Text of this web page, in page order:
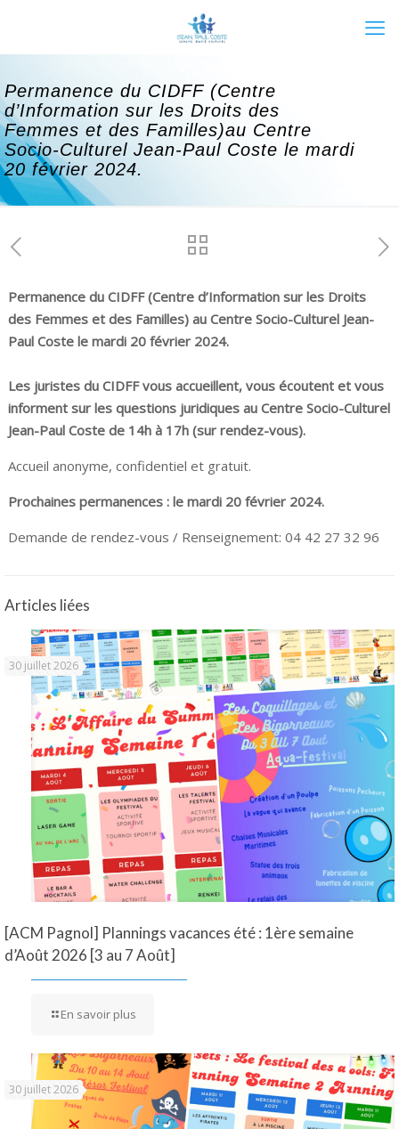
Permanence du CIDFF (Centre
d’Information sur les Droits des
Femmes et des Familles)au Centre
Socio-Culturel Jean-Paul Coste le mardi
20 février 2024.
Permanence du CIDFF (Centre d’Information sur les Droits
des Femmes et des Familles) au Centre Socio-Culturel Jean-
Paul Coste le mardi 20 février 2024.
Les juristes du CIDFF vous accueillent, vous écoutent et vous
informent sur les questions juridiques au Centre Socio-Culturel
Jean-Paul Coste de 14h à 17h (sur rendez-vous).
Accueil anonyme, confidentiel et gratuit.
Prochaines permanences : le mardi 20 février 2024.
Demande de rendez-vous / Renseignement: 04 42 27 32 96
Articles liées
30 juillet 2026
[ACM Pagnol] Plannings vacances été : 1ère semaine
d’Août 2026 [3 au 7 Août]
En savoir plus
30 juillet 2026